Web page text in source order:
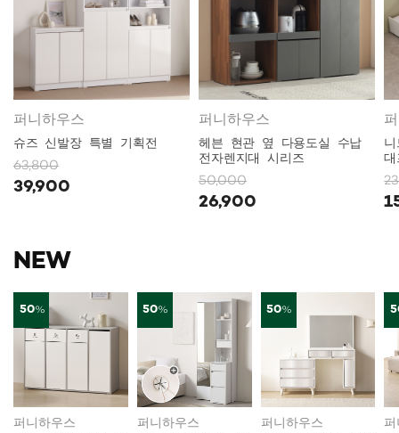
퍼니하우스
슈즈 신발장 특별 기획전
63,800
39,900
퍼니하우스
헤븐 현관 옆 다용도실 수납
전자렌지대 시리즈
50,000
26,900
NEW
50%
퍼니하우스
50%
퍼니하우스
50%
퍼니하우스